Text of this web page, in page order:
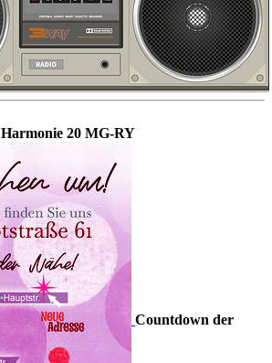
Harmonie 20 MG-RY
Countdown der